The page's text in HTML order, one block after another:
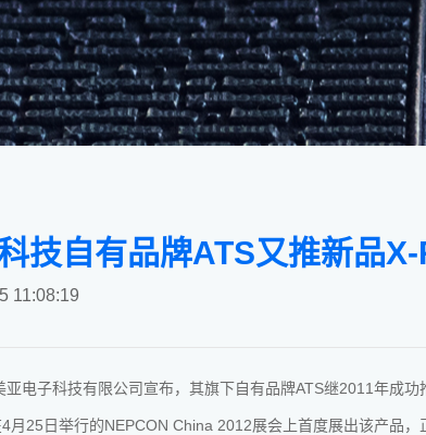
技自有品牌ATS又推新品
11:08:19
子科技有限公司宣布，其旗下自有品牌ATS继2011年成功
月25日举行的NEPCON China 2012展会上首度展出该产品，